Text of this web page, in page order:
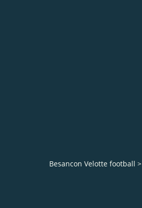
Besancon Velotte football >